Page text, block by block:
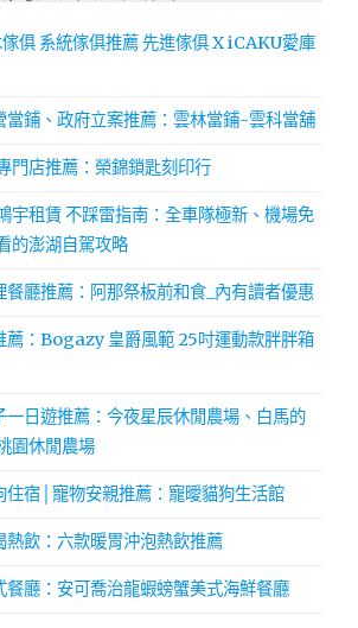
俱 系統傢俱推薦 先進傢俱 X iCAKU愛庫
鋪、政府立案推薦：雲林當鋪-雲科當舖
門店推薦：榮錦鎖匙刻印行
宇租賃 不踩雷指南：全車隊極新、機場免
的澎湖自駕攻略
廳推薦：阿那祭板前和食_內有讀者優惠
薦：Bogazy 皇爵風範 25吋運動款胖胖箱
日遊推薦：今夜星辰休閒農場、白馬的
園休閒農場
住宿│寵物安親推薦：寵曖貓狗生活館
飲：六款暖胃沖泡熱飲推薦
廳：安可喬治龍蝦螃蟹美式海鮮餐廳